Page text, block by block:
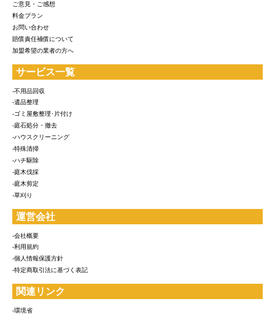
ご意見・ご感想
料金プラン
お問い合わせ
賠償責任補償について
加盟希望の業者の方へ
サービス一覧
-不用品回収
-遺品整理
-ゴミ屋敷整理･片付け
-庭石処分・撤去
-ハウスクリーニング
-特殊清掃
-ハチ駆除
-庭木伐採
-庭木剪定
-草刈り
運営会社
-会社概要
-利用規約
-個人情報保護方針
-特定商取引法に基づく表記
関連リンク
-環境省